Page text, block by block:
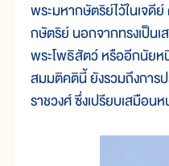
พระมหากษัตริย์ไว้ในเจดี
กษัตริย์ นอกจากทรงเป็นเ
พระโพธิสัตว์ หรืออีกนัยห
สมมติคตินี้ ยังรวมถึงการ
ราชวงศ์ ซึ่งเปรียบเสมือ